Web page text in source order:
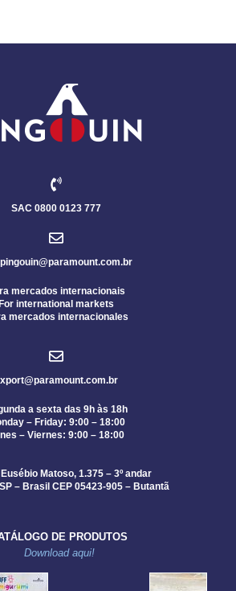
SAC 0800 0123 777
mercados internacionais
international markets
mercados internacionales
a sexta das 9h às 18h
– Friday: 9:00 – 18:00
– Viernes: 9:00 – 18:00
Matoso, 1.375 – 3º andar
– Brasil CEP 05423-905 – Butantã
DE PRODUTOS
Download aqui!